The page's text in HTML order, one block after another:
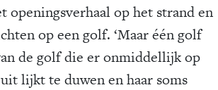
openingsverhaal op het strand en
op een golf. ‘Maar één golf
de golf die er onmiddellijk op
lijkt te duwen en haar soms